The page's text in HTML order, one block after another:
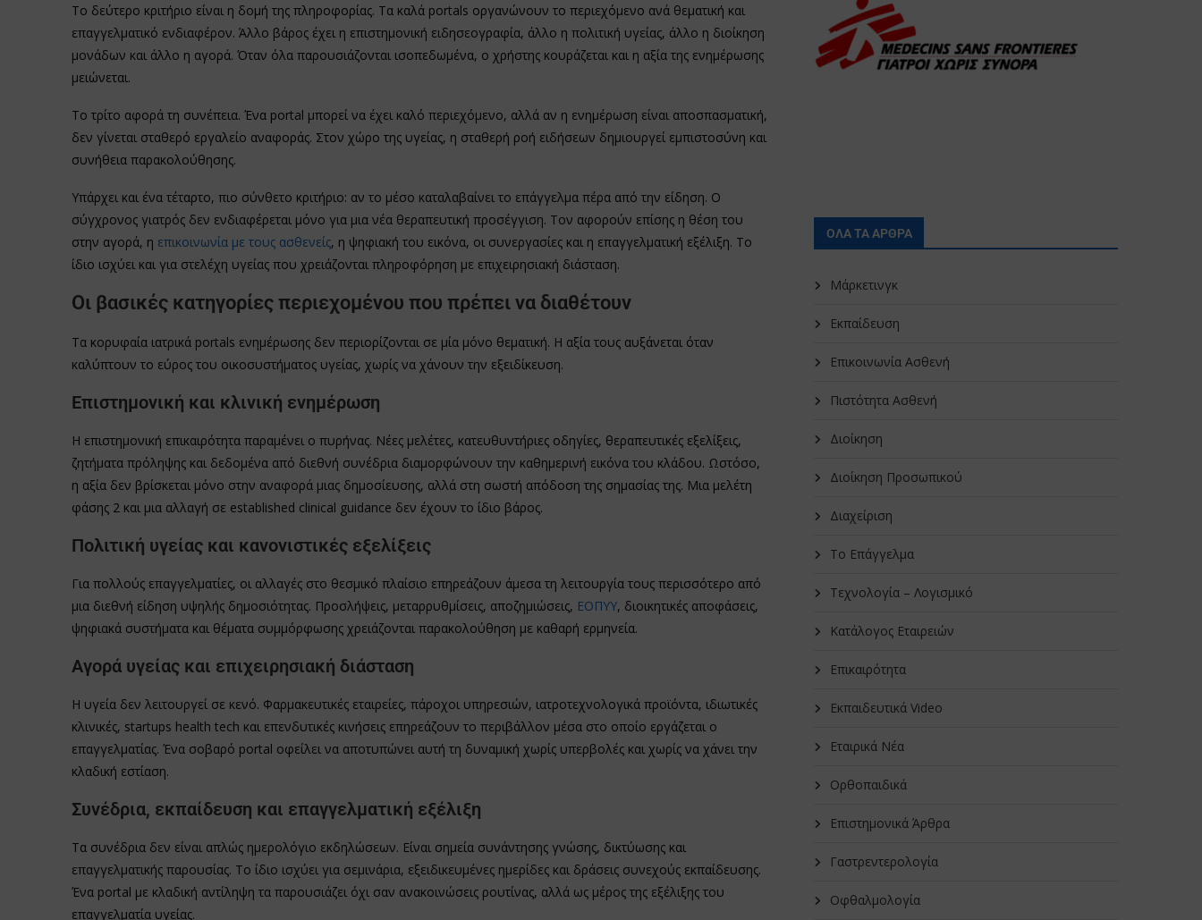
Το δεύτερο κριτήριο είναι η δομή της πληροφορίας. Τα καλά portals οργανώνουν το περιεχόμενο ανά θεματική και
επαγγελματικό ενδιαφέρον. Άλλο βάρος έχει η επιστημονική ειδησεογραφία, άλλο η πολιτική υγείας, άλλο η διοίκηση
μονάδων και άλλο η αγορά. Όταν όλα παρουσιάζονται ισοπεδωμένα, ο χρήστης κουράζεται και η αξία της ενημέρωσης
μειώνεται.
Το τρίτο αφορά τη συνέπεια. Ένα portal μπορεί να έχει καλό περιεχόμενο, αλλά αν η ενημέρωση είναι αποσπασματική,
δεν γίνεται σταθερό εργαλείο αναφοράς. Στον χώρο της υγείας, η σταθερή ροή ειδήσεων δημιουργεί εμπιστοσύνη και
συνήθεια παρακολούθησης.
Υπάρχει και ένα τέταρτο, πιο σύνθετο κριτήριο: αν το μέσο καταλαβαίνει το επάγγελμα πέρα από την είδηση. Ο
σύγχρονος γιατρός δεν ενδιαφέρεται μόνο για μια νέα θεραπευτική προσέγγιση. Τον αφορούν επίσης η θέση του
στην αγορά, η επικοινωνία με τους ασθενείς, η ψηφιακή του εικόνα, οι συνεργασίες και η επαγγελματική εξέλιξη. Το
ίδιο ισχύει και για στελέχη υγείας που χρειάζονται πληροφόρηση με επιχειρησιακή διάσταση.
Οι βασικές κατηγορίες περιεχομένου που πρέπει να διαθέτουν
Τα κορυφαία ιατρικά portals ενημέρωσης δεν περιορίζονται σε μία μόνο θεματική. Η αξία τους αυξάνεται όταν
καλύπτουν το εύρος του οικοσυστήματος υγείας, χωρίς να χάνουν την εξειδίκευση.
Επιστημονική και κλινική ενημέρωση
Η επιστημονική επικαιρότητα παραμένει ο πυρήνας. Νέες μελέτες, κατευθυντήριες οδηγίες, θεραπευτικές εξελίξεις,
ζητήματα πρόληψης και δεδομένα από διεθνή συνέδρια διαμορφώνουν την καθημερινή εικόνα του κλάδου. Ωστόσο,
η αξία δεν βρίσκεται μόνο στην αναφορά μιας δημοσίευσης, αλλά στη σωστή απόδοση της σημασίας της. Μια μελέτη
φάσης 2 και μια αλλαγή σε established clinical guidance δεν έχουν το ίδιο βάρος.
Πολιτική υγείας και κανονιστικές εξελίξεις
Για πολλούς επαγγελματίες, οι αλλαγές στο θεσμικό πλαίσιο επηρεάζουν άμεσα τη λειτουργία τους περισσότερο από
μια διεθνή είδηση υψηλής δημοσιότητας. Προσλήψεις, μεταρρυθμίσεις, αποζημιώσεις, ΕΟΠΥΥ, διοικητικές αποφάσεις,
ψηφιακά συστήματα και θέματα συμμόρφωσης χρειάζονται παρακολούθηση με καθαρή ερμηνεία.
Αγορά υγείας και επιχειρησιακή διάσταση
Η υγεία δεν λειτουργεί σε κενό. Φαρμακευτικές εταιρείες, πάροχοι υπηρεσιών, ιατροτεχνολογικά προϊόντα, ιδιωτικές
κλινικές, startups health tech και επενδυτικές κινήσεις επηρεάζουν το περιβάλλον μέσα στο οποίο εργάζεται ο
επαγγελματίας. Ένα σοβαρό portal οφείλει να αποτυπώνει αυτή τη δυναμική χωρίς υπερβολές και χωρίς να χάνει την
κλαδική εστίαση.
Συνέδρια, εκπαίδευση και επαγγελματική εξέλιξη
Τα συνέδρια δεν είναι απλώς ημερολόγιο εκδηλώσεων. Είναι σημεία συνάντησης γνώσης, δικτύωσης και
επαγγελματικής παρουσίας. Το ίδιο ισχύει για σεμινάρια, εξειδικευμένες ημερίδες και δράσεις συνεχούς εκπαίδευσης.
Ένα portal με κλαδική αντίληψη τα παρουσιάζει όχι σαν ανακοινώσεις ρουτίνας, αλλά ως μέρος της εξέλιξης του
επαγγελματία υγείας.
ΟΛΑ ΤΑ ΑΡΘΡΑ
Μάρκετινγκ
Εκπαίδευση
Επικοινωνία Ασθενή
Πιστότητα Ασθενή
Διοίκηση
Διοίκηση Προσωπικού
Διαχείριση
Το Επάγγελμα
Τεχνολογία – Λογισμικό
Κατάλογος Εταιρειών
Επικαιρότητα
Εκπαιδευτικά Video
Εταιρικά Νέα
Oρθοπαιδικά
Επιστημονικά Άρθρα
Γαστρεντερολογία
Οφθαλμολογία